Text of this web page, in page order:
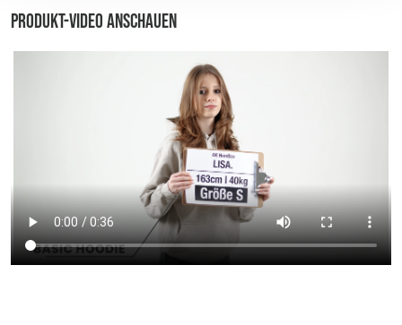
Produkt-Video anschauen